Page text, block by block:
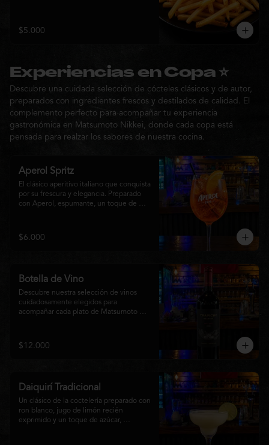
$5.000
Experiencias en Copa ⭐
Descubre una cuidada selección de cócteles clásicos y de autor,
preparados con ingredientes frescos y destilados de calidad. El
complemento perfecto para acompañar tu experiencia
gastronómica en Matsumoto Nikkei, donde cada copa está
pensada para realzar los sabores de nuestra cocina.
Aperol Spritz
El clásico aperitivo italiano que conquista
por su frescura y elegancia. Preparado
con Aperol, espumante, un toque de
refrescante y de notas cítricas, perfecto
para disfrutar antes de la comida o
$6.000
Botella de Vino
Descubre nuestra selección de vinos
cuidadosamente elegidos para
acompañar cada plato de Matsumoto
$12.000
Daiquirí Tradicional
Un clásico de la coctelería preparado con
ron blanco, jugo de limón recién
exprimido y un toque de azúcar,